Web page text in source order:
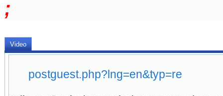
;
Video
postguest.php?lng=en&typ=re